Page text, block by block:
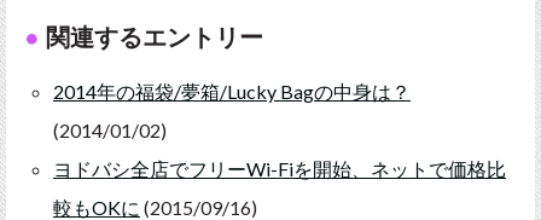
関連するエントリー
2014年の福袋/夢箱/Lucky Bagの中身は？
(2014/01/02)
ヨドバシ全店でフリーWi-Fiを開始、ネットで価格比
較もOKに (2015/09/16)